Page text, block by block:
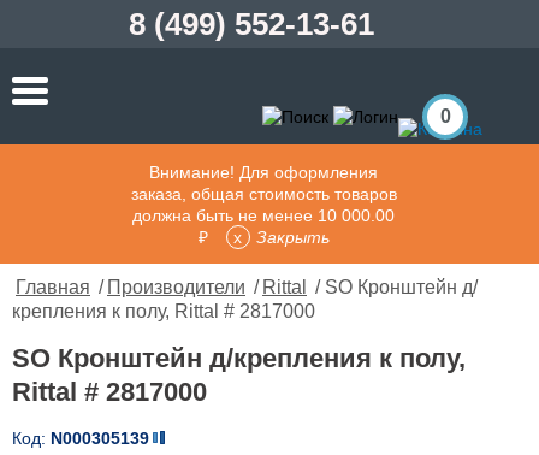
8 (499) 552-13-61
0
Внимание! Для оформления
заказа, общая стоимость товаров
должна быть не менее 10 000.00
₽
Закрыть
Главная / Производители / Rittal
/ SO Кронштейн д/
крепления к полу, Rittal # 2817000
SO Кронштейн д/крепления к полу,
Rittal # 2817000
Код: N000305139